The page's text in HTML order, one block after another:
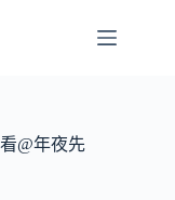
@年夜先